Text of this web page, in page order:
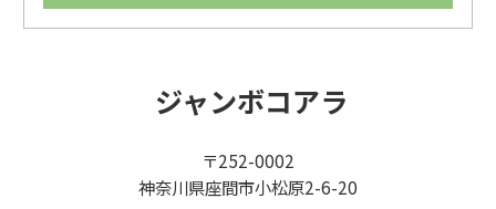
ジャンボコアラ
〒252-0002
神奈川県座間市小松原2-6-20